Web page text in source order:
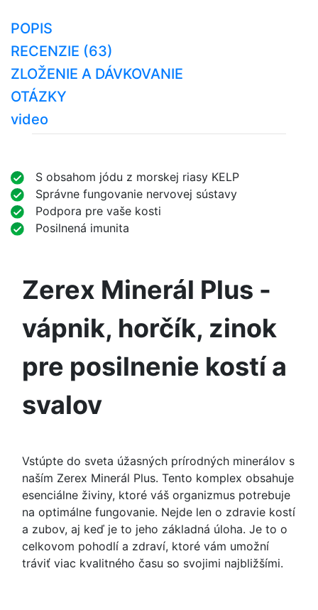
POPIS
RECENZIE (63)
ZLOŽENIE A DÁVKOVANIE
OTÁZKY
video
S obsahom jódu z morskej riasy KELP
Správne fungovanie nervovej sústavy
Podpora pre vaše kosti
Posilnená imunita
Zerex Minerál Plus -
vápnik, horčík, zinok
pre posilnenie kostí a
svalov
Vstúpte do sveta úžasných prírodných minerálov s
naším Zerex Minerál Plus. Tento komplex obsahuje
esenciálne živiny, ktoré váš organizmus potrebuje
na optimálne fungovanie. Nejde len o zdravie kostí
a zubov, aj keď je to jeho základná úloha. Je to o
celkovom pohodlí a zdraví, ktoré vám umožní
tráviť viac kvalitného času so svojimi najbližšími.